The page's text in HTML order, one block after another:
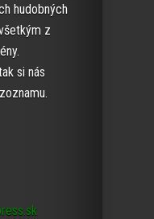
hudobných
z
si nás